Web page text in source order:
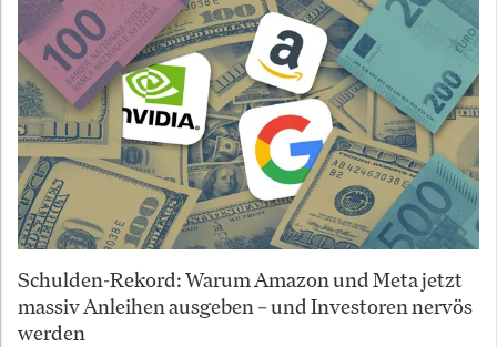
Schulden-Rekord: Warum Amazon und Meta jetzt
massiv Anleihen ausgeben – und Investoren nervös
werden